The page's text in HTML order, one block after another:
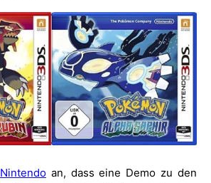
Nintendoan, dass eine Demo zu den